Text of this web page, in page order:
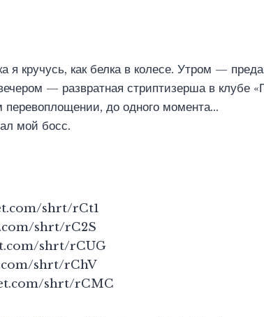
я кручусь, как белка в колесе. Утром —
— развратная стриптизерша в клубе
перевоплощении, до одного момента…
мой босс.
shrt/rCt1
shrt/rC2S
shrt/rCUG
shrt/rChV
shrt/rCMC